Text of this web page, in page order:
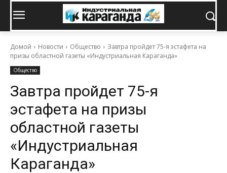
Домой Новости Общество
Завтра пройдет 75-я эстафета на
призы областной газеты «Индустриальная Караганда»
Общество
Завтра пройдет 75-я
эстафета на призы
областной газеты
«Индустриальная
Караганда»